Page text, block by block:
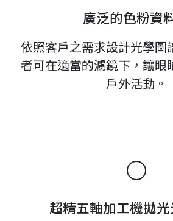
廣泛的色粉資
依照客戶之需求設計光學圖
者可在適當的濾鏡下，讓眼
戶外活動。
超精五軸加工機拋